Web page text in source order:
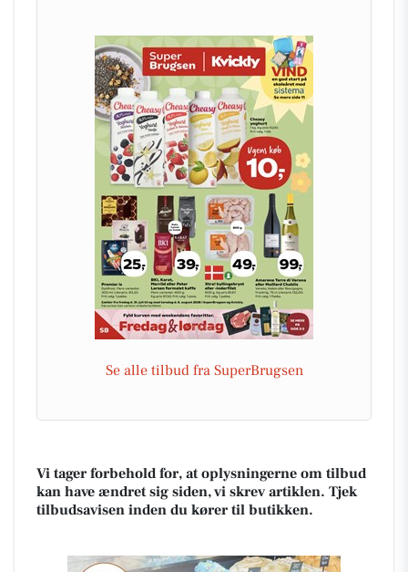
Se alle tilbud fra SuperBrugsen
Vi tager forbehold for, at oplysningerne om tilbud
kan have ændret sig siden, vi skrev artiklen. Tjek
tilbudsavisen inden du kører til butikken.